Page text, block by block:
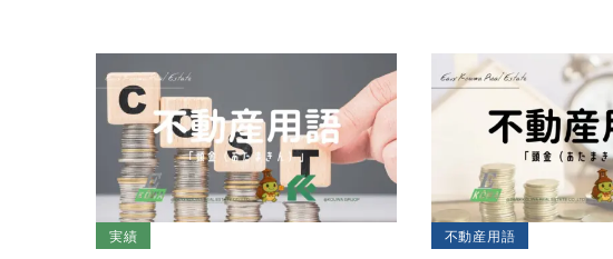
実績 不動産用語